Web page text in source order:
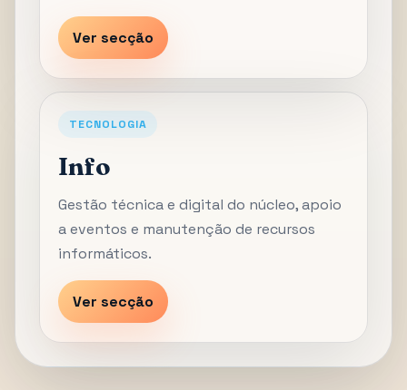
Ver secção
TECNOLOGIA
Info
Gestão técnica e digital do núcleo, apoio
a eventos e manutenção de recursos
informáticos.
Ver secção